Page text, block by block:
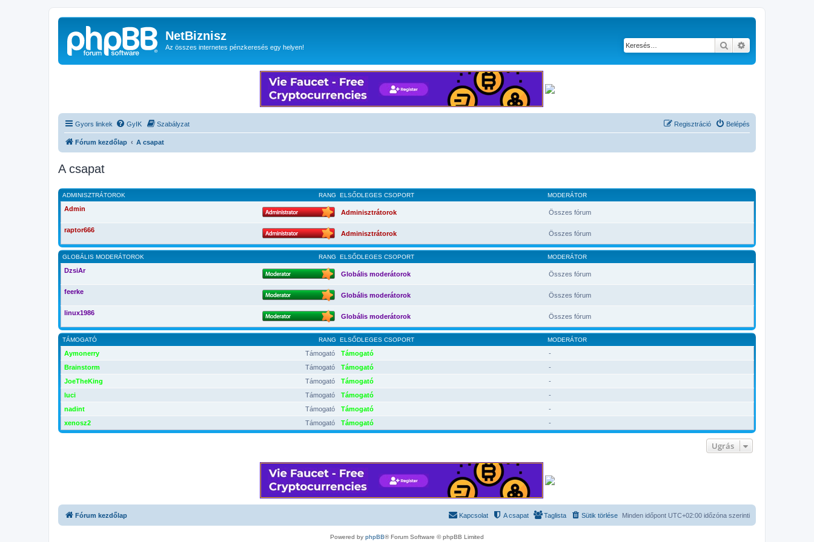
NetBiznisz
Az összes internetes pénzkeresés egy helyen! Keresés
Gyors linkek GyIK Szabályzat Belépés
Regisztráció
Fórum kezdőlap A csapat
A csapat
RANG
ADMINISZTRÁTOROK ELSŐDLEGES CSOPORT MODERÁTOR
Admin Adminisztrátorok Összes fórum
raptor666 Adminisztrátorok Összes fórum
RANG
GLOBÁLIS MODERÁTOROK ELSŐDLEGES CSOPORT MODERÁTOR
DzsiAr Globális moderátorok Összes fórum
feerke Globális moderátorok Összes fórum
linux1986 Globális moderátorok Összes fórum
RANG
TÁMOGATÓ ELSŐDLEGES CSOPORT MODERÁTOR
Támogató
Aymonerry Támogató
-
Támogató
Brainstorm Támogató
-
Támogató
JoeTheKing Támogató
-
Támogató
luci Támogató
-
Támogató
nadint Támogató
-
Támogató
xenosz2 Támogató -
Ugrás
Fórum kezdőlap Minden időpont UTC+02:00 időzóna szerinti
Sütik törlése
Taglista
A csapat
Kapcsolat
Powered by phpBB® Forum Software © phpBB Limited